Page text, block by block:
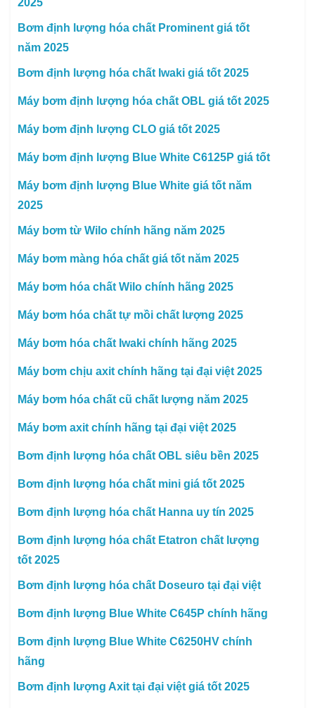
2025
Bơm định lượng hóa chất Prominent giá tốt
năm 2025
Bơm định lượng hóa chất Iwaki giá tốt 2025
Máy bơm định lượng hóa chất OBL giá tốt 2025
Máy bơm định lượng CLO giá tốt 2025
Máy bơm định lượng Blue White C6125P giá tốt
Máy bơm định lượng Blue White giá tốt năm
2025
Máy bơm từ Wilo chính hãng năm 2025
Máy bơm màng hóa chất giá tốt năm 2025
Máy bơm hóa chất Wilo chính hãng 2025
Máy bơm hóa chất tự mồi chất lượng 2025
Máy bơm hóa chất Iwaki chính hãng 2025
Máy bơm chịu axit chính hãng tại đại việt 2025
Máy bơm hóa chất cũ chất lượng năm 2025
Máy bơm axit chính hãng tại đại việt 2025
Bơm định lượng hóa chất OBL siêu bền 2025
Bơm định lượng hóa chất mini giá tốt 2025
Bơm định lượng hóa chất Hanna uy tín 2025
Bơm định lượng hóa chất Etatron chất lượng
tốt 2025
Bơm định lượng hóa chất Doseuro tại đại việt
Bơm định lượng Blue White C645P chính hãng
Bơm định lượng Blue White C6250HV chính
hãng
Bơm định lượng Axit tại đại việt giá tốt 2025